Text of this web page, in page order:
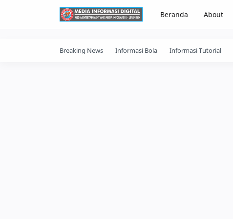
Beranda
About
Breaking News Informasi Bola Informasi Tutorial